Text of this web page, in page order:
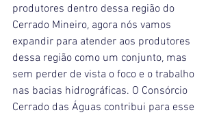
produtores dentro dessa região do
Cerrado Mineiro, agora nós vamos
expandir para atender aos produtores
dessa região como um conjunto, mas
sem perder de vista o foco e o trabalho
nas bacias hidrográficas. O Consórcio
Cerrado das Águas contribui para esse